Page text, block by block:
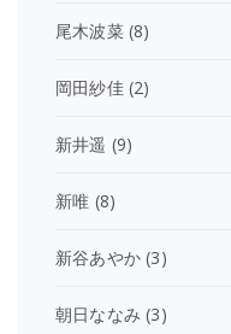
尾木波菜(8)
岡田紗佳(2)
新井遥 (9)
新唯 (8)
新谷あやか (3)
朝日ななみ (3)